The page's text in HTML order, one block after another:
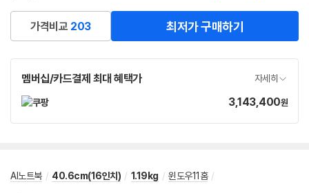
가격비교 203 최저가 구매하기
멤버십/카드결제 최대 혜택가 자세히
가
3,143,400원
AI노트북 / 40.6cm(16인치) / 1.19kg / 윈도우11홈 /